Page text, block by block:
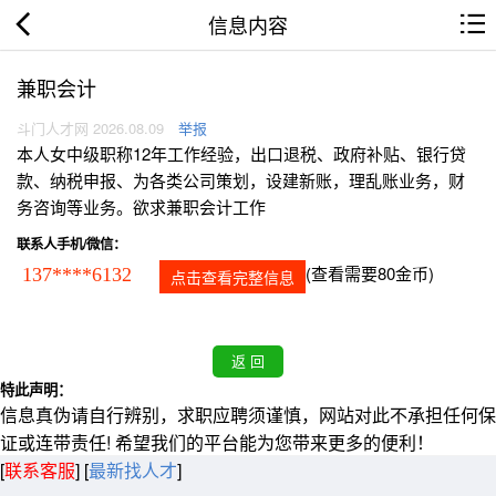
信息内容
兼职会计
斗门人才网 2026.08.09 举报
本人女中级职称12年工作经验，出口退税、政府补贴、银行贷
款、纳税申报、为各类公司策划，设建新账，理乱账业务，财
务咨询等业务。欲求兼职会计工作
联系人手机/微信：
137****6132 点击查看完整信息 (查看需要80金币)
特此声明：
信息真伪请自行辨别，求职应聘须谨慎，网站对此不承担任何保
证或连带责任! 希望我们的平台能为您带来更多的便利！
[联系客服] [最新找人才]